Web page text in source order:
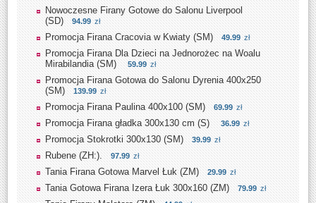
Nowoczesne Firany Gotowe do Salonu Liverpool
(SD)
94.99 zł
Promocja Firana Cracovia w Kwiaty (SM) 49.99 zł
Promocja Firana Dla Dzieci na Jednorożec na Woalu
Mirabilandia (SM)
59.99 zł
Promocja Firana Gotowa do Salonu Dyrenia 400x250
(SM)
139.99 zł
Promocja Firana Paulina 400x100 (SM) 69.99 zł
Promocja Firana gładka 300x130 cm (S) 36.99 zł
Promocja Stokrotki 300x130 (SM) 39.99 zł
Rubene (ZH:). 97.99 zł
Tania Firana Gotowa Marvel Łuk (ZM) 29.99 zł
Tania Gotowa Firana Izera Łuk 300x160 (ZM) 79.99 zł